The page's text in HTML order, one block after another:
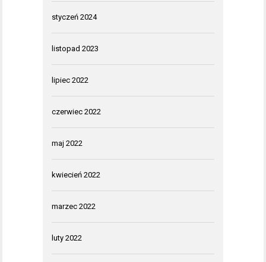
styczeń 2024
listopad 2023
lipiec 2022
czerwiec 2022
maj 2022
kwiecień 2022
marzec 2022
luty 2022